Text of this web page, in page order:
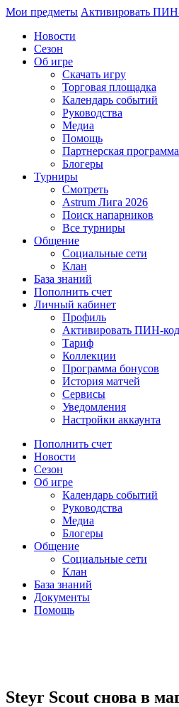
Мои предметы Активировать
Новости
Сезон
Об игре
Скачать игру
Торговая площадка
Календарь событий
Руководства
Медиа
Помощь
Партнерская программа
Блогеры
Турниры
Смотреть
Astrum Лига 2026
Поиск напарников
Все турниры
Общение
Социальные сети
Клан
База знаний
Пополнить счет
Личный кабинет
Профиль
Активировать ПИН-код
Тариф
Коллекции
Программа бонусов
История матчей
Сервисы
Уведомления
Настройки аккаунта
Пополнить счет
Новости
Сезон
Об игре
Календарь событий
Руководства
Медиа
Блогеры
Общение
Социальные сети
Клан
База знаний
Документы
Помощь
Steyr Scout снова в